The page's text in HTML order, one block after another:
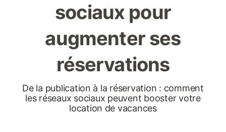
sociaux pour
augmenter ses
réservations
De la publication à la réservation : comment
les réseaux sociaux peuvent booster votre
location de vacances